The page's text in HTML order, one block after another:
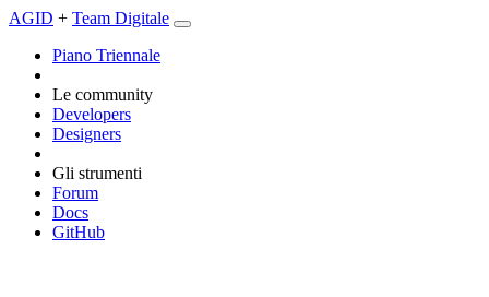
AGID + Team Digitale
Piano Triennale
Le community
Developers
Designers
Gli strumenti
Forum
Docs
GitHub